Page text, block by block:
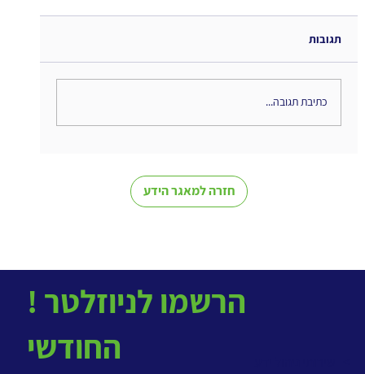
חזרה למאגר הידע
תגובות
כתיבת תגובה...
! הרשמו לניוזלטר